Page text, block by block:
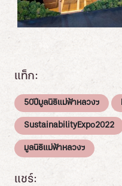
แท็ก:
50ปีมูลนิธิแม่ฟ้าหลวงฯ
SustainabilityExpo2022
มูลนิธิแม่ฟ้าหลวงฯ
แชร์: